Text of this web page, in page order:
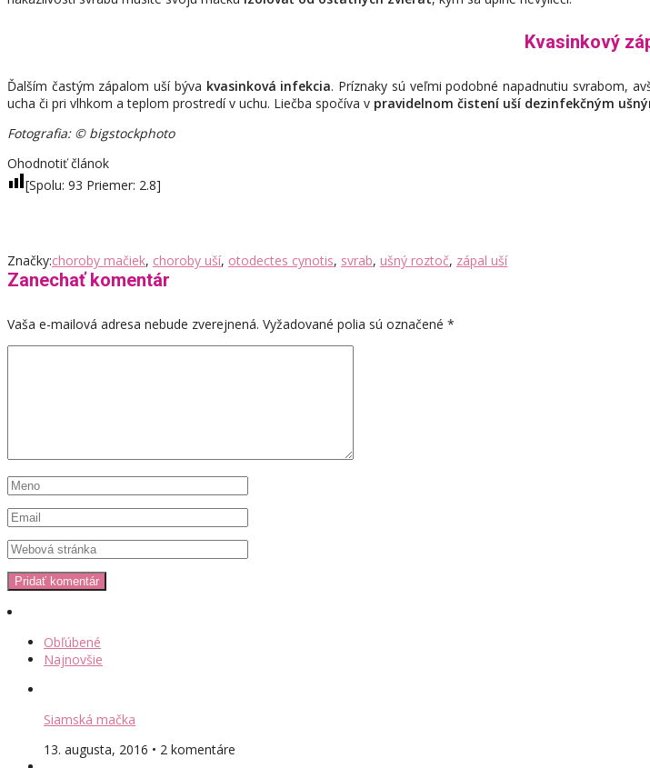
Kvasinkový
Ďalším častým zápalom uší býva kvasinková infekcia. Príznaky sú veľmi podobné napadnutiu svrabom,
ucha či pri vlhkom a teplom prostredí v uchu. Liečba spočíva v pravidelnom čistení uší dezinfekčným
Fotografia: © bigstockphoto
Ohodnotiť článok
[Spolu: 93 Priemer: 2.8]
Značky:choroby mačiek, choroby uší, otodectes cynotis, svrab, ušný roztoč, zápal uší
Zanechať komentár
Vaša e-mailová adresa nebude zverejnená. Vyžadované polia sú označené *
Obľúbené
Najnovšie
Siamská mačka
13. augusta, 2016 • 2 komentáre